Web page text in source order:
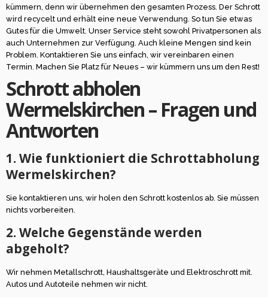
kümmern, denn wir übernehmen den gesamten Prozess. Der Schrott
wird recycelt und erhält eine neue Verwendung. So tun Sie etwas
Gutes für die Umwelt. Unser Service steht sowohl Privatpersonen als
auch Unternehmen zur Verfügung. Auch kleine Mengen sind kein
Problem. Kontaktieren Sie uns einfach, wir vereinbaren einen
Termin. Machen Sie Platz für Neues – wir kümmern uns um den Rest!
Schrott abholen
Wermelskirchen – Fragen und
Antworten
1. Wie funktioniert die Schrottabholung
Wermelskirchen?
Sie kontaktieren uns, wir holen den Schrott kostenlos ab. Sie müssen
nichts vorbereiten.
2. Welche Gegenstände werden
abgeholt?
Wir nehmen Metallschrott, Haushaltsgeräte und Elektroschrott mit.
Autos und Autoteile nehmen wir nicht.